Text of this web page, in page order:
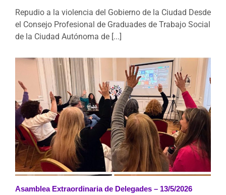
Repudio a la violencia del Gobierno de la Ciudad Desde
el Consejo Profesional de Graduades de Trabajo Social
de la Ciudad Autónoma de [...]
Asamblea Extraordinaria de Delegades – 13/5/2026